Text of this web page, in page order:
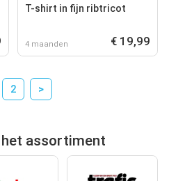
T-shirt in fijn ribtricot
4 maanden € 19,99
2 >
assortiment